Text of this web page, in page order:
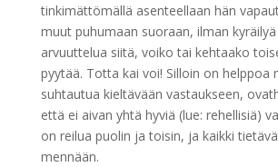
tinkimättömällä asenteellaan hän
muut puhumaan suoraan, ilman
arvuuttelua siitä, voiko tai kehtaako
pyytää. Totta kai voi! Silloin on helppoa
suhtautua kieltävään vastaukseen,
että ei aivan yhtä hyviä (lue: rehellisiä)
on reilua puolin ja toisin, ja kaikki
mennään.